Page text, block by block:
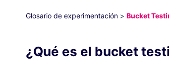
Glosario de experimentación > Bucket
¿Qué es el bucket